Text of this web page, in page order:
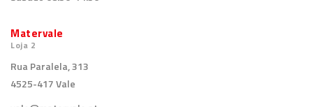
Matervale
Loja 2
Rua Paralela, 313
4525-417 Vale